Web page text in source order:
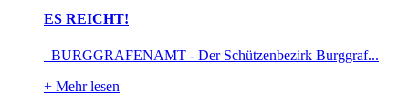
ES REICHT!
BURGGRAFENAMT - Der Schützenbezirk Burggraf...
+ Mehr lesen